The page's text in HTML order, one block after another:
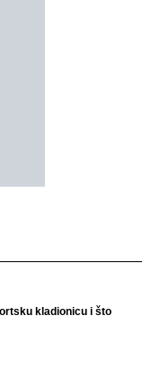
kladionicu i što